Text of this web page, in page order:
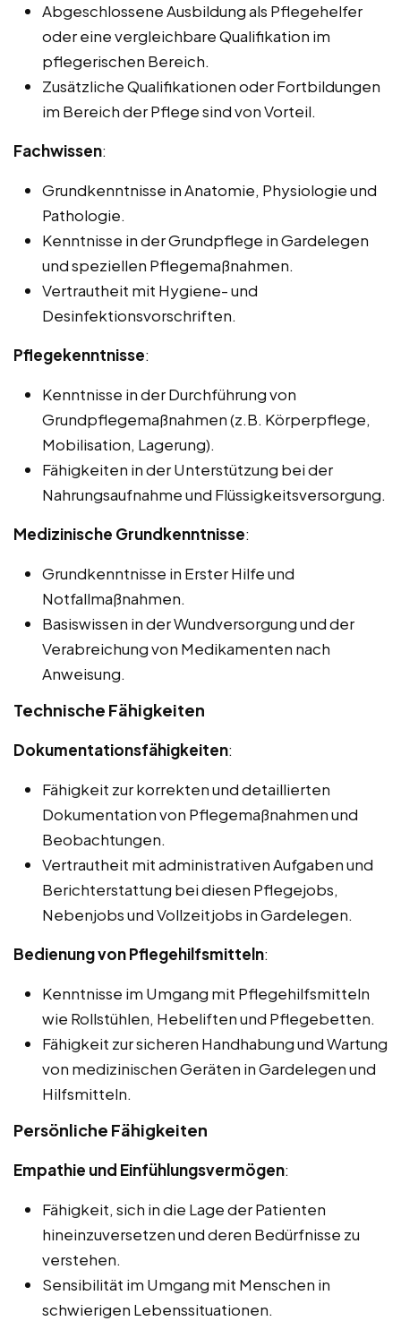
Abgeschlossene Ausbildung als Pflegehelfer
oder eine vergleichbare Qualifikation im
pflegerischen Bereich.
Zusätzliche Qualifikationen oder Fortbildungen
im Bereich der Pflege sind von Vorteil.
Fachwissen:
Grundkenntnisse in Anatomie, Physiologie und
Pathologie.
Kenntnisse in der Grundpflege in Gardelegen
und speziellen Pflegemaßnahmen.
Vertrautheit mit Hygiene- und
Desinfektionsvorschriften.
Pflegekenntnisse:
Kenntnisse in der Durchführung von
Grundpflegemaßnahmen (z.B. Körperpflege,
Mobilisation, Lagerung).
Fähigkeiten in der Unterstützung bei der
Nahrungsaufnahme und Flüssigkeitsversorgung.
Medizinische Grundkenntnisse:
Grundkenntnisse in Erster Hilfe und
Notfallmaßnahmen.
Basiswissen in der Wundversorgung und der
Verabreichung von Medikamenten nach
Anweisung.
Technische Fähigkeiten
Dokumentationsfähigkeiten:
Fähigkeit zur korrekten und detaillierten
Dokumentation von Pflegemaßnahmen und
Beobachtungen.
Vertrautheit mit administrativen Aufgaben und
Berichterstattung bei diesen Pflegejobs,
Nebenjobs und Vollzeitjobs in Gardelegen.
Bedienung von Pflegehilfsmitteln:
Kenntnisse im Umgang mit Pflegehilfsmitteln
wie Rollstühlen, Hebeliften und Pflegebetten.
Fähigkeit zur sicheren Handhabung und Wartung
von medizinischen Geräten in Gardelegen und
Hilfsmitteln.
Persönliche Fähigkeiten
Empathie und Einfühlungsvermögen:
Fähigkeit, sich in die Lage der Patienten
hineinzuversetzen und deren Bedürfnisse zu
verstehen.
Sensibilität im Umgang mit Menschen in
schwierigen Lebenssituationen.